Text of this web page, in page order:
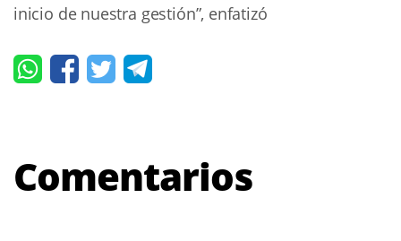
inicio de nuestra gestión”, enfatizó
Comentarios